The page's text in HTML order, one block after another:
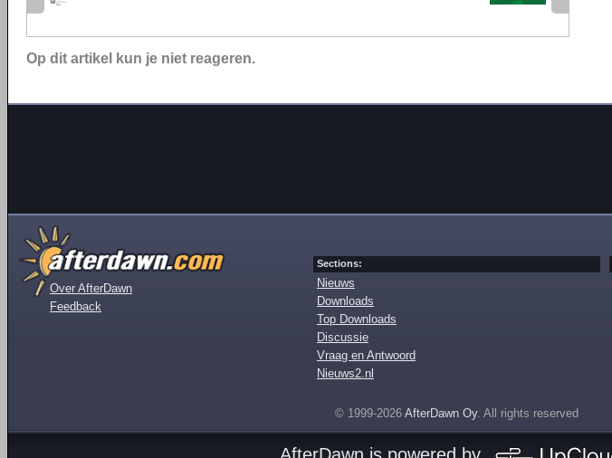
Op dit artikel kun je niet reageren.
Over AfterDawn
Feedback
Sections:
Nieuws
Downloads
Top Downloads
Discussie
Vraag en Antwoord
Nieuws2.nl
© 1999-2026 AfterDawn Oy. All rights reserved